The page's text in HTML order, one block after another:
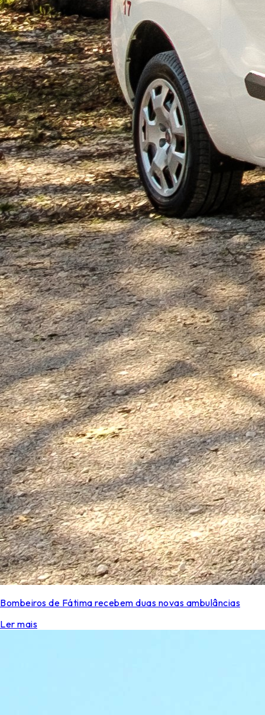
Bombeiros de Fátima recebem duas novas ambulâncias
Ler mais